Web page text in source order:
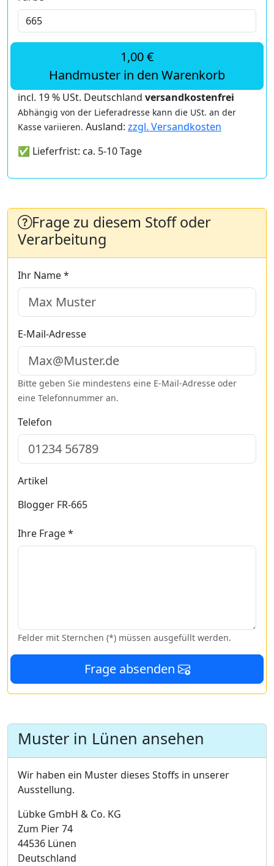
1,00 €
Handmuster in den Warenkorb
incl. 19 % USt. Deutschland versandkostenfrei
Abhängig von der Lieferadresse kann die USt. an der
Kasse variieren. Ausland: zzgl. Versandkosten
✅ Lieferfrist: ca. 5-10 Tage
Frage zu diesem Stoff oder
Verarbeitung
Ihr Name *
E-Mail-Adresse
Bitte geben Sie mindestens eine E-Mail-Adresse oder
eine Telefonnummer an.
Telefon
Artikel
Blogger FR-665
Ihre Frage *
Felder mit Sternchen (*) müssen ausgefüllt werden.
Frage absenden
Muster in Lünen ansehen
Wir haben ein Muster dieses Stoffs in unserer
Ausstellung.
Lübke GmbH & Co. KG
Zum Pier 74
44536 Lünen
Deutschland